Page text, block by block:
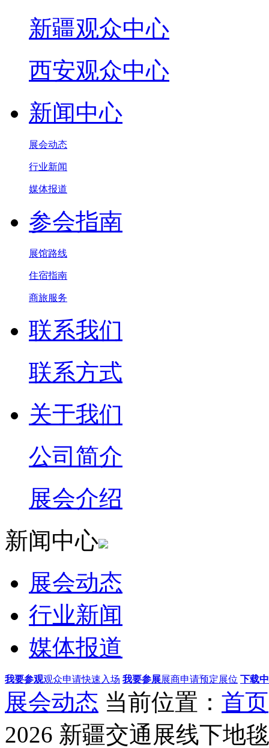
新疆观众中心
西安观众中心
新闻中心
展会动态
行业新闻
媒体报道
参会指南
展馆路线
住宿指南
商旅服务
联系我们
联系方式
关于我们
公司简介
展会介绍
新闻中心
展会动态
行业新闻
媒体报道
我要参观观众申请快速入场 我要参展展商申请预定展位 下载
展会动态 当前位置： 首页
2026 新疆交通展线下地